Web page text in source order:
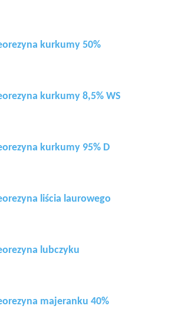
kurkumy 50%
kurkumy 8,5% WS
kurkumy 95% D
liścia laurowego
lubczyku
majeranku 40%